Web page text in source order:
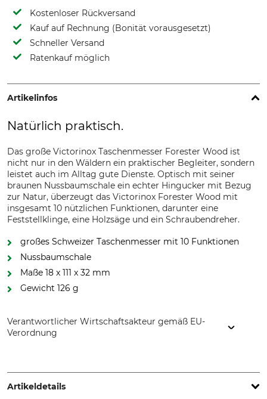
Kostenloser Rückversand
Kauf auf Rechnung (Bonität vorausgesetzt)
Schneller Versand
Ratenkauf möglich
Artikelinfos
Natürlich praktisch.
Das große Victorinox Taschenmesser Forester Wood ist
nicht nur in den Wäldern ein praktischer Begleiter, sondern
leistet auch im Alltag gute Dienste. Optisch mit seiner
braunen Nussbaumschale ein echter Hingucker mit Bezug
zur Natur, überzeugt das Victorinox Forester Wood mit
insgesamt 10 nützlichen Funktionen, darunter eine
Feststellklinge, eine Holzsäge und ein Schraubendreher.
großes Schweizer Taschenmesser mit 10 Funktionen
Nussbaumschale
Maße 18 x 111 x 32 mm
Gewicht 126 g
Verantwortlicher Wirtschaftsakteur gemäß EU-
Verordnung
Waldshut-Tiengen, Germany, www.victorinox.com
Artikeldetails